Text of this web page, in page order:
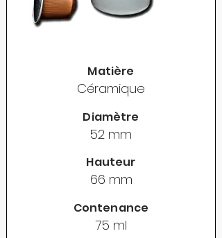
Matière
Céramique
Diamètre
52 mm
Hauteur
66 mm
Contenance
75 ml